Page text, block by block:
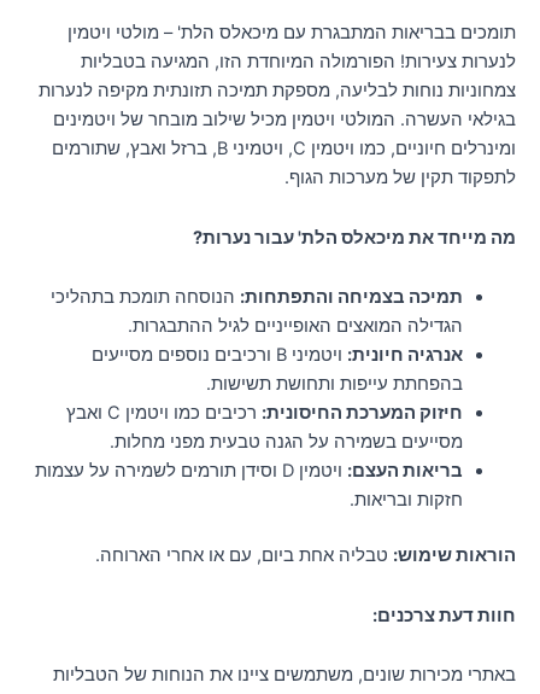
תומכים בבריאות המתבגרת עם מיכאלס הלת' – מולטי ויטמין
לנערות צעירות! הפורמולה המיוחדת הזו, המגיעה בטבליות
צמחוניות נוחות לבליעה, מספקת תמיכה תזונתית מקיפה לנערות
בגילאי העשרה. המולטי ויטמין מכיל שילוב מובחר של ויטמינים
ומינרלים חיוניים, כמו ויטמין C, ויטמיני B, ברזל ואבץ, שתורמים
לתפקוד תקין של מערכות הגוף.
מה מייחד את מיכאלס הלת' עבור נערות?
תמיכה בצמיחה והתפתחות: הנוסחה תומכת בתהליכי
הגדילה המואצים האופייניים לגיל ההתבגרות.
אנרגיה חיונית:
ויטמיני B ורכיבים נוספים מסייעים
בהפחתת עייפות ותחושת תשישות.
חיזוק המערכת החיסונית:
רכיבים כמו ויטמין C ואבץ
מסייעים בשמירה על הגנה טבעית מפני מחלות.
בריאות העצם:
ויטמין D וסידן תורמים לשמירה על עצמות
חזקות ובריאות.
הוראות שימוש: טבליה אחת ביום, עם או אחרי הארוחה.
חוות דעת צרכנים:
באתרי מכירות שונים, משתמשים ציינו את הנוחות של הטבליות